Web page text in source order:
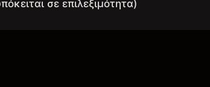
σε επιλεξιμότητα)